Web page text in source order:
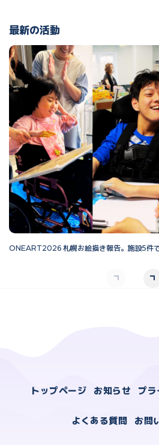
最新の活動
ONEART2026 札幌お絵描き報告。施設5件
トップページ お知らせ プ
よくある質問 お問